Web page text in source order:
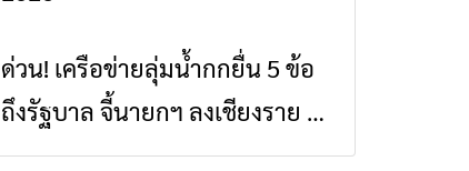
ข่าวเชียงราย
ด่วน! เครือข่ายลุ่มน้ำกกยื่น 5 ข้อ
ถึงรัฐบาล จี้นายกฯ ลงเชียงราย แก้
วิกฤตสารปนเปื้อนต้นน้ำ